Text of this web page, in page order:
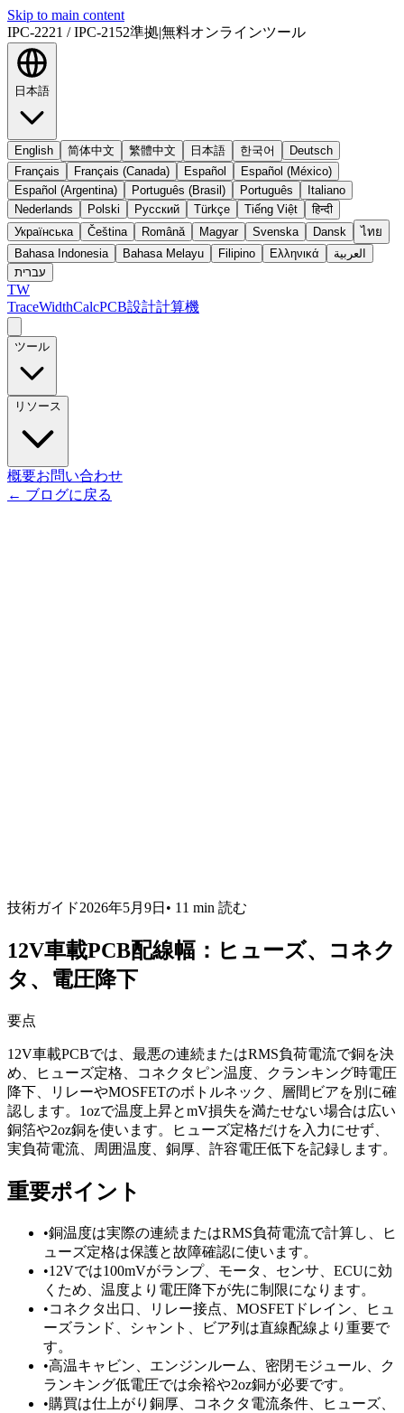
Skip to main content
IPC-2221 / IPC-2152準拠|無料オンラインツール
日本語
English 简体中文 繁體中文 日本語 한국어
Deutsch
Français
Français (Canada) Español
Español (México)
Español (Argentina)
Português (Brasil) Português
Italiano
Nederlands
Polski Русский Türkçe Tiếng Việt
हिन्दी
Українська
Čeština Română Magyar Svenska Dansk
ไทย
Bahasa Indonesia
Bahasa Melayu Filipino Ελληνικά
العربية
עברית
TW
TraceWidthCalcPCB設計計算機
ツール
リソース
概要お問い合わせ
← ブログに戻る
技術ガイド2026年5月9日 • 11 min 読む
12V車載PCB配線幅：ヒューズ、コネク
タ、電圧降下
要点
12V車載PCBでは、最悪の連続またはRMS負荷電流で銅を決
め、ヒューズ定格、コネクタピン温度、クランキング時電圧
降下、リレーやMOSFETのボトルネック、層間ビアを別に確
認します。1ozで温度上昇とmV損失を満たせない場合は広い
銅箔や2oz銅を使います。ヒューズ定格だけを入力にせず、
実負荷電流、周囲温度、銅厚、許容電圧低下を記録します。
重要ポイント
•銅温度は実際の連続またはRMS負荷電流で計算し、ヒ
ューズ定格は保護と故障確認に使います。
•12Vでは100mVがランプ、モータ、センサ、ECUに効
くため、温度より電圧降下が先に制限になります。
•コネクタ出口、リレー接点、MOSFETドレイン、ヒュ
ーズランド、シャント、ビア列は直線配線より重要で
す。
•高温キャビン、エンジンルーム、密閉モジュール、ク
ランキング低電圧では余裕や2oz銅が必要です。
•購買は仕上がり銅厚、コネクタ電流条件、ヒューズ、